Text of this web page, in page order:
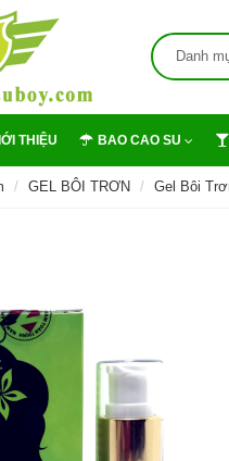
Danh
THIỆU BAO CAO SU
GEL BÔI TRƠN Gel Bôi